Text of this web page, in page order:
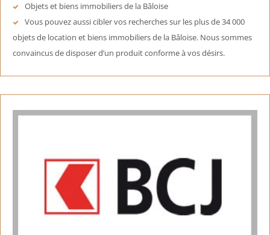
Objets et biens immobiliers de la Bâloise
Vous pouvez aussi cibler vos recherches sur les plus de 34 000
objets de location et biens immobiliers de la Bâloise. Nous sommes
convaincus de disposer d’un produit conforme à vos désirs.